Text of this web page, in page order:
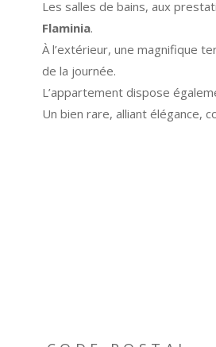
Les salles de bains, aux
Flaminia.
À l’extérieur, une magnifique
de la journée.
L’appartement dispose
Un bien rare, alliant élégance,